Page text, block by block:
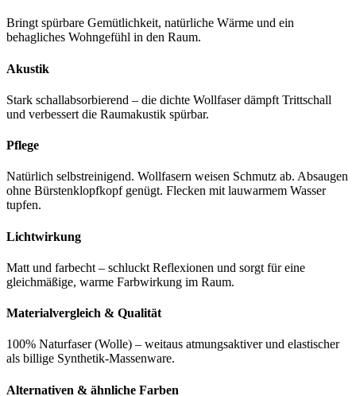
Bringt spürbare Gemütlichkeit, natürliche Wärme und ein
behagliches Wohngefühl in den Raum.
Akustik
Stark schallabsorbierend – die dichte Wollfaser dämpft Trittschall
und verbessert die Raumakustik spürbar.
Pflege
Natürlich selbstreinigend. Wollfasern weisen Schmutz ab. Absaugen
ohne Bürstenklopfkopf genügt. Flecken mit lauwarmem Wasser
tupfen.
Lichtwirkung
Matt und farbecht – schluckt Reflexionen und sorgt für eine
gleichmäßige, warme Farbwirkung im Raum.
Materialvergleich & Qualität
100% Naturfaser (Wolle) – weitaus atmungsaktiver und elastischer
als billige Synthetik-Massenware.
Alternativen & ähnliche Farben